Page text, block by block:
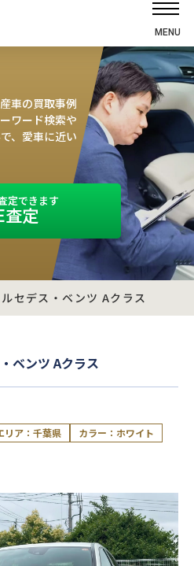
MENU
最強買取マガジン
車の買取事例
ワード検索や
、愛車に近い
定できます
査定
セデス・ベンツ Aクラス
ベンツ Aクラス
リア：千葉県
カラー：ホワイト